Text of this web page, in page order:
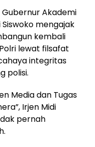
Akademi
mengajak
kembali
lewat filsafat
integritas
polisi.
Media dan Tugas
Irjen Midi
pernah